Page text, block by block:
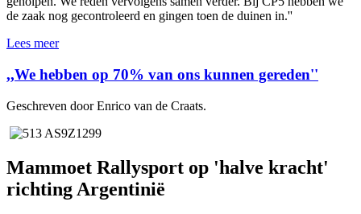
de zaak nog gecontroleerd en gingen toen de duinen in.''
Lees meer
,,We hebben op 70% van ons kunnen gereden''
Geschreven door Enrico van de Craats.
Mammoet Rallysport op 'halve kracht'
richting Argentinië